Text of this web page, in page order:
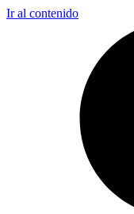
Ir al contenido